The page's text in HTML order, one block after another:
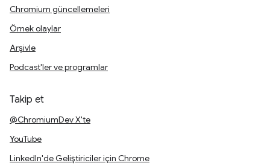
Chromium güncellemeleri
Örnek olaylar
Arşivle
Podcast'ler ve programlar
Takip et
@ChromiumDev X'te
YouTube
LinkedIn'de Geliştiriciler için Chrome